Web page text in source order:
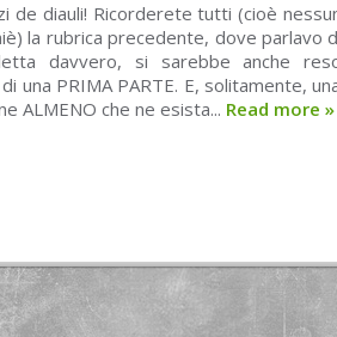
de diauli! Ricorderete tutti (cioè
la rubrica precedente, dove parlavo
letta davvero, si sarebbe anche
una PRIMA PARTE. E, solitamente,
ALMENO che ne esista... Read more »